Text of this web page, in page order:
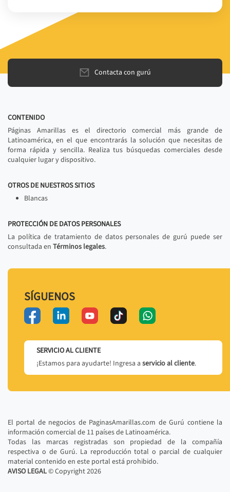
Contacta con gurú
CONTENIDO
Páginas Amarillas es el directorio comercial más grande de
Latinoamérica, en el que encontrarás la solución que necesitas de
forma rápida y sencilla. Realiza tus búsquedas comerciales desde
cualquier lugar y dispositivo.
OTROS DE NUESTROS SITIOS
Blancas
PROTECCIÓN DE DATOS PERSONALES
La política de tratamiento de datos personales de gurú puede ser
consultada en Términos legales.
SÍGUENOS
SERVICIO AL CLIENTE
¡Estamos para ayudarte! Ingresa a servicio al cliente.
El portal de negocios de PaginasAmarillas.com de Gurú contiene la
información comercial de 11 países de Latinoamérica.
Todas las marcas registradas son propiedad de la compañía
respectiva o de Gurú. La reproducción total o parcial de cualquier
material contenido en este portal está prohibido.
AVISO LEGAL© Copyright2026